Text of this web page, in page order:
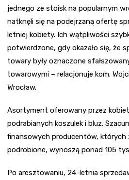
jednego ze stoisk na popularnym
natknęli się na podejrzaną ofertę
letniej kobiety. Ich wątpliwości
potwierdzone, gdy okazało się, że
towary były oznaczone
towarowymi – relacjonuje kom.
Wrocław.
Asortyment oferowany przez
podrabianych koszulek i bluz.
finansowych producentów, których
podrobione, wynoszą ponad 105
Po aresztowaniu, 24-letnia